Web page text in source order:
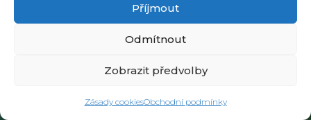
Příjmout
Odmítnout
Zobrazit předvolby
Zásady cookiesObchodní podmínky